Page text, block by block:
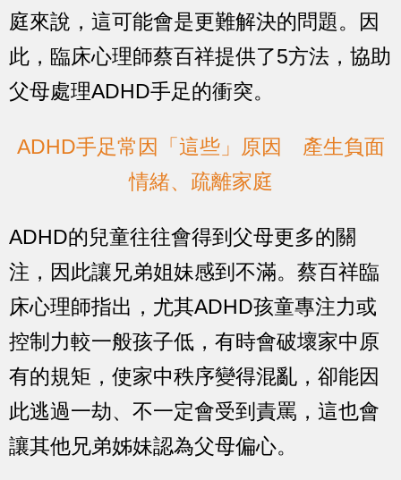
庭來說，這可能會是更難解決的問題。因
此，臨床心理師蔡百祥提供了5方法，協助
父母處理ADHD手足的衝突。
ADHD手足常因「這些」原因 產生負面
情緒、疏離家庭
ADHD的兒童往往會得到父母更多的關
注，因此讓兄弟姐妹感到不滿。蔡百祥臨
床心理師指出，尤其ADHD孩童專注力或
控制力較一般孩子低，有時會破壞家中原
有的規矩，使家中秩序變得混亂，卻能因
此逃過一劫、不一定會受到責罵，這也會
讓其他兄弟姊妹認為父母偏心。